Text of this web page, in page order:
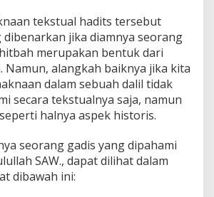
tekstual hadits tersebut
dibenarkan jika diamnya seorang
merupakan bentuk dari
Namun, alangkah baiknya jika kita
dalam sebuah dalil tidak
secara tekstualnya saja, namun
halnya aspek historis.
seorang gadis yang dipahami
SAW., dapat dilihat dalam
dibawah ini: